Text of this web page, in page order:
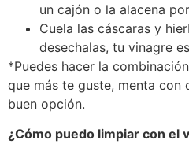
un cajón o la alacena
Cuela las cáscaras y
desechalas, tu vinagre
*Puedes hacer la
que más te guste, menta con
buen opción.
¿Cómo puedo limpiar con el